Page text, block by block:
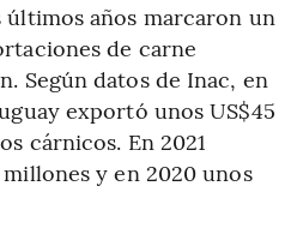
últimos años marcaron un
de carne
Según datos de Inac, en
exportó unos US$45
cárnicos. En 2021
y en 2020 unos